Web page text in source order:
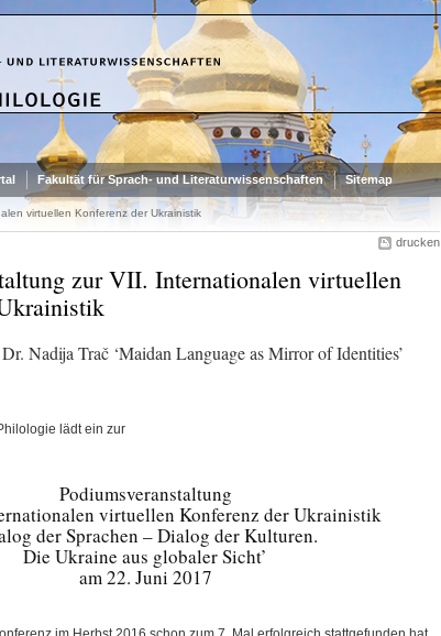
Fakultät für Sprach- und Literaturwissenschaften Sitemap
virtuellen Konferenz der Ukrainistik
drucken
zur VII. Internationalen virtuellen
Nadija Trač ‘Maidan Language as Mirror of Identities’
lädt ein zur
Podiumsveranstaltung
virtuellen Konferenz der Ukrainistik
der Sprachen – Dialog der Kulturen.
Die Ukraine aus globaler Sicht’
am 22. Juni 2017